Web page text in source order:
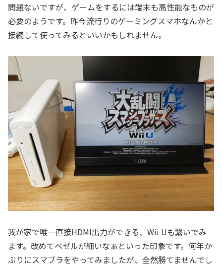
問題ないですが、ゲームをするには端末も高性能なものが
必要のようです。昨今流行りのゲーミングスマホなんかと
接続して使ってみるといいかもしれません。
我が家で唯一直接HDMI出力ができる、Wii Uも繋いでみ
ます。改めてベゼルが細いなぁといった印象です。何年か
ぶりにスマブラをやってみましたが、全然勝てませんでし